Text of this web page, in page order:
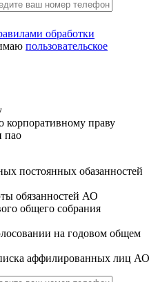
обработки
пользовательское
корпоративному праву
пао
постоянных обазанностей
обязанностей АО
общего собрания
на годовом общем
аффилированных лиц АО